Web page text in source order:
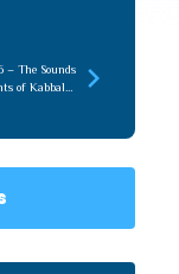
– The Sounds
of Kabbalas